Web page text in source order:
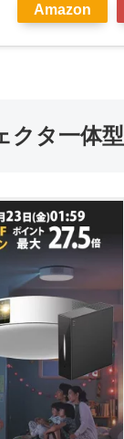
Amazon
クタ一体型